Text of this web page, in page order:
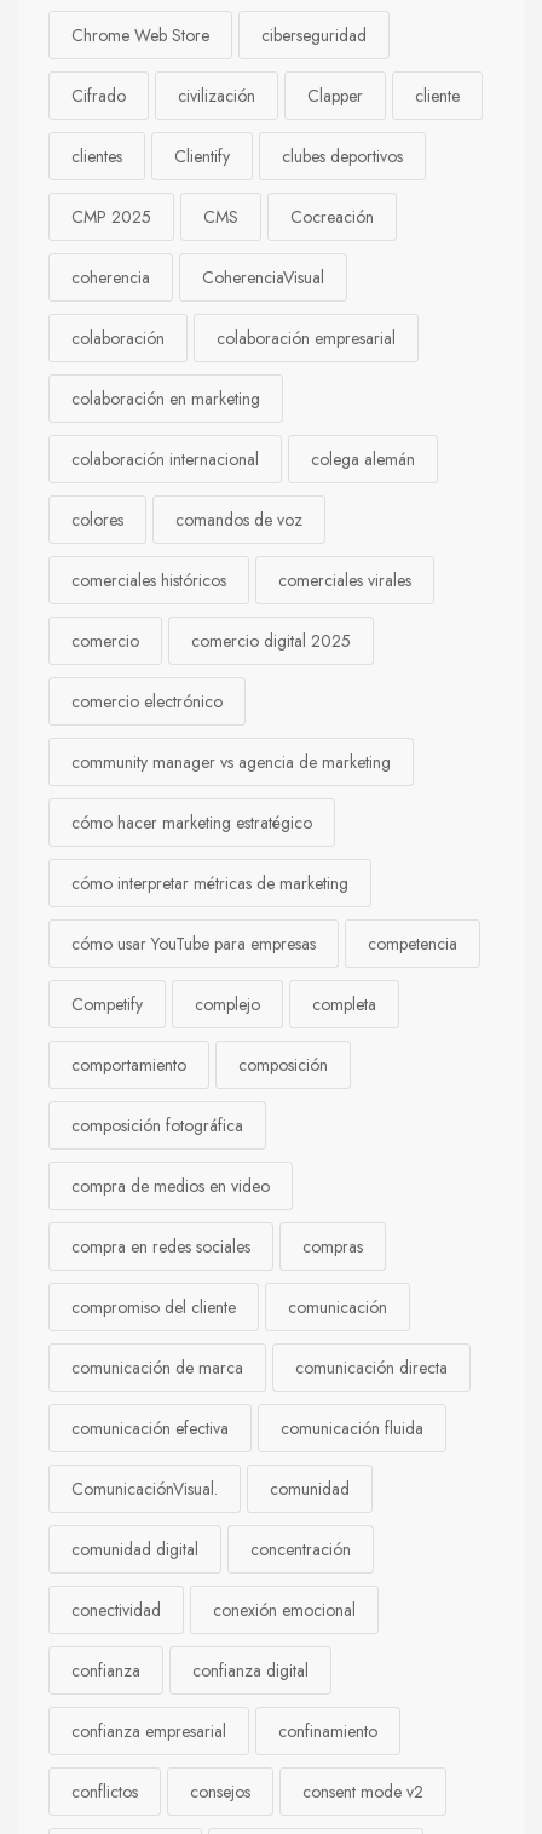
Chrome Web Store ciberseguridad
Cifrado civilización Clapper cliente
clientes Clientify clubes deportivos
CMP 2025 CMS Cocreación
coherencia CoherenciaVisual
colaboración colaboración empresarial
colaboración en marketing
colaboración internacional colega alemán
colores comandos de voz
comerciales históricos comerciales virales
comercio comercio digital 2025
comercio electrónico
community manager vs agencia de marketing
cómo hacer marketing estratégico
cómo interpretar métricas de marketing
cómo usar YouTube para empresas competencia
Competify complejo completa
comportamiento composición
composición fotográfica
compra de medios en video
compra en redes sociales compras
compromiso del cliente comunicación
comunicación de marca comunicación directa
comunicación efectiva comunicación fluida
ComunicaciónVisual. comunidad
comunidad digital concentración
conectividad conexión emocional
confianza confianza digital
confianza empresarial confinamiento
conflictos consejos consent mode v2